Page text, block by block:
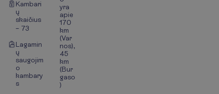
Kambari
ų
skaičius
– 73
Lagamin
ų
saugojim
o
kambary
s
yra
apie
170
km
(Var
nos),
45
km
(Bur
gaso
)